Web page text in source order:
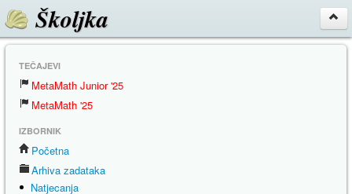
Školjka
TEČAJEVI
MetaMath Junior '25
MetaMath '25
IZBORNIK
Početna
Arhiva zadataka
Natjecanja